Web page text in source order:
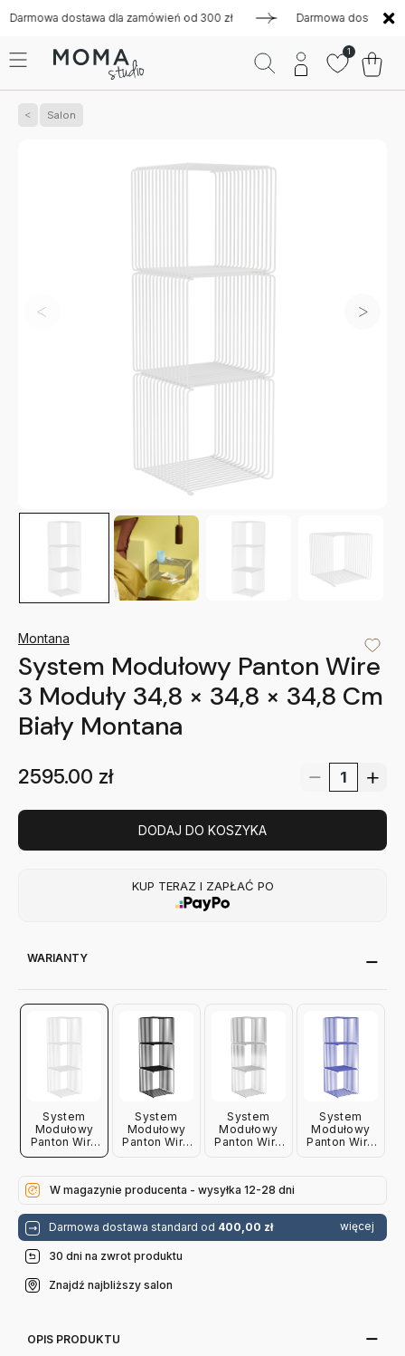
dostawa dla zamówień od 300 zł Darmowa dostawa dla
1
Salon
Montana
System Modułowy Panton Wire
3 Moduły 34,8 × 34,8 × 34,8 Cm
Biały Montana
2595.00 zł
DODAJ DO KOSZYKA
KUP TERAZ I ZAPŁAĆ PO
WARIANTY
System
Modułowy
Panton Wire
3 Moduły
× 34,8 Cm
Biały
System
Modułowy
Panton Wire
Czarny
System
Modułowy
Panton Wire
Chromowany
System
Modułowy
Panton Wire
W magazynie producenta - wysyłka 12-28 dni
Darmowa dostawa standard od 400,00 zł więcej
30 dni na zwrot produktu
Znajdź najbliższy salon
OPIS PRODUKTU